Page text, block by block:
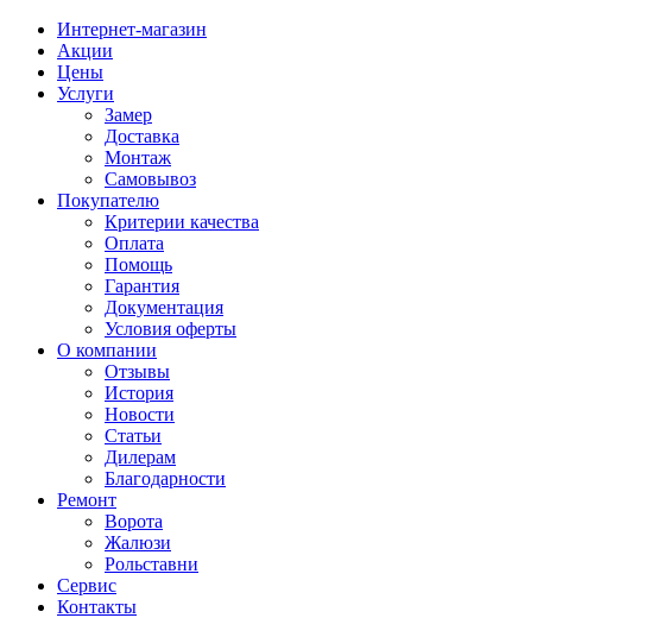
Интернет-магазин
Акции
Цены
Услуги
Замер
Доставка
Монтаж
Самовывоз
Покупателю
Критерии качества
Оплата
Помощь
Гарантия
Документация
Условия оферты
О компании
Отзывы
История
Новости
Статьи
Дилерам
Благодарности
Ремонт
Ворота
Жалюзи
Рольставни
Сервис
Контакты